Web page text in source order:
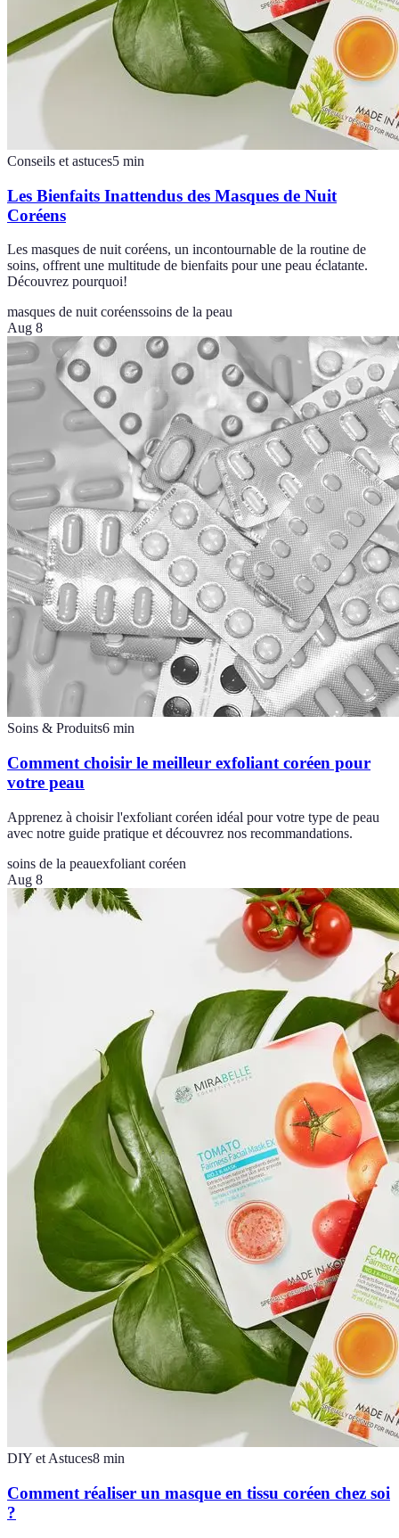
Conseils et astuces5 min
Les Bienfaits Inattendus des Masques de Nuit
Coréens
Les masques de nuit coréens, un incontournable de la routine de
soins, offrent une multitude de bienfaits pour une peau éclatante.
Découvrez pourquoi!
masques de nuit coréenssoins de la peau
Aug 8
Soins & Produits6 min
Comment choisir le meilleur exfoliant coréen pour
votre peau
Apprenez à choisir l'exfoliant coréen idéal pour votre type de peau
avec notre guide pratique et découvrez nos recommandations.
soins de la peauexfoliant coréen
Aug 8
DIY et Astuces8 min
Comment réaliser un masque en tissu coréen chez soi
?